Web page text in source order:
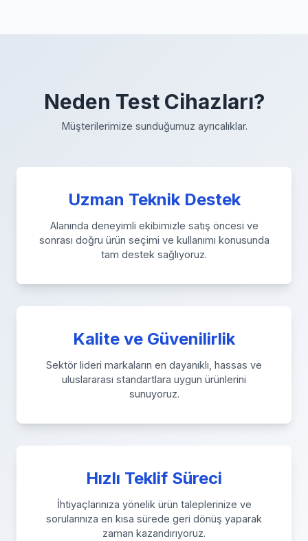
Neden Test Cihazları?
Müşterilerimize sunduğumuz ayrıcalıklar.
Uzman Teknik Destek
Alanında deneyimli ekibimizle satış öncesi ve
sonrası doğru ürün seçimi ve kullanımı konusunda
tam destek sağlıyoruz.
Kalite ve Güvenilirlik
Sektör lideri markaların en dayanıklı, hassas ve
uluslararası standartlara uygun ürünlerini
sunuyoruz.
Hızlı Teklif Süreci
İhtiyaçlarınıza yönelik ürün taleplerinize ve
sorularınıza en kısa sürede geri dönüş yaparak
zaman kazandırıyoruz.